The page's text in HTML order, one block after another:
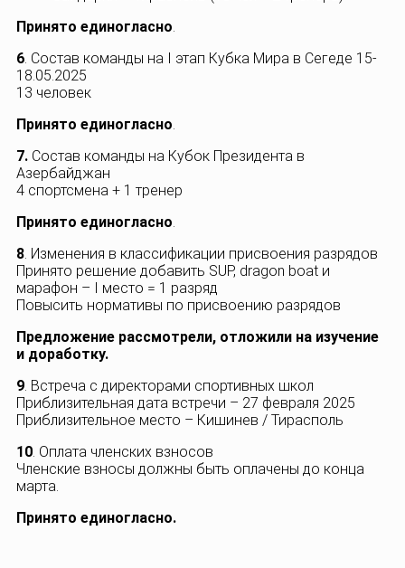
Принято единогласно.
6. Состав команды на I этап Кубка Мира в Сегеде 15-
18.05.2025
13 человек
Принято единогласно.
7. Состав команды на Кубок Президента в
Азербайджан
4 спортсмена + 1 тренер
Принято единогласно.
8. Изменения в классификации присвоения разрядов
Принято решение добавить SUP, dragon boat и
марафон – I место = 1 разряд
Повысить нормативы по присвоению разрядов
Предложение рассмотрели, отложили на изучение
и доработку.
9. Встреча с директорами спортивных школ
Приблизительная дата встречи – 27 февраля 2025
Приблизительное место – Кишинев / Тирасполь
10. Оплата членских взносов
Членские взносы должны быть оплачены до конца
марта.
Принято единогласно.